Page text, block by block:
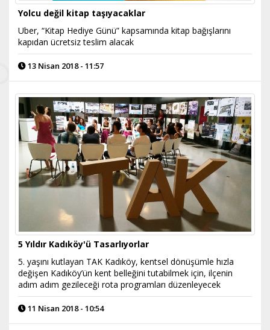
Yolcu değil kitap taşıyacaklar
Uber, “Kitap Hediye Günü” kapsamında kitap bağışlarını
kapıdan ücretsiz teslim alacak
13 Nisan 2018 - 11:57
5 Yıldır Kadıköy'ü Tasarlıyorlar
5. yaşını kutlayan TAK Kadıköy, kentsel dönüşümle hızla
değişen Kadıköy’ün kent belleğini tutabilmek için, ilçenin
adım adım gezileceği rota programları düzenleyecek
11 Nisan 2018 - 10:54